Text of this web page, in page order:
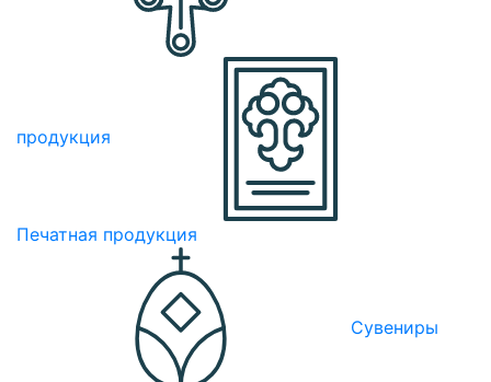
продукция
Печатная продукция
Сувениры